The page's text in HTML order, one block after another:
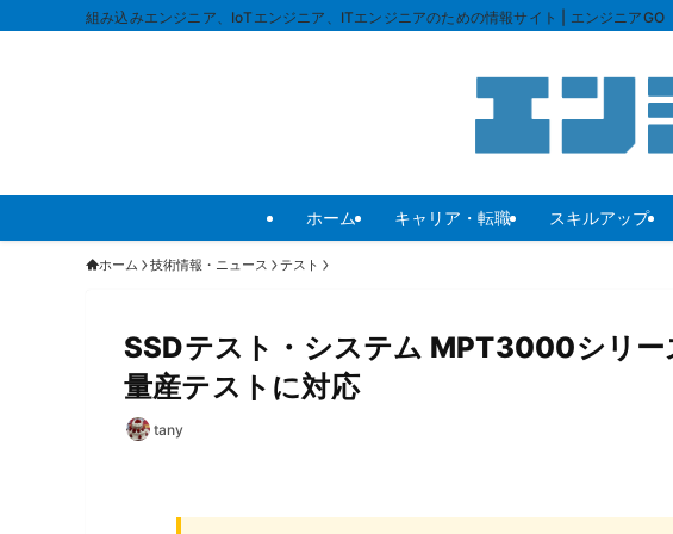
組み込みエンジニア、IoTエンジニア、ITエンジニアのための情報サイト | エンジニアGO
ホーム キャリア・転職 スキルアップ
ホーム 技術情報・ニュース テスト
SSDテスト・システム MPT3000シリ
量産テストに対応
tany